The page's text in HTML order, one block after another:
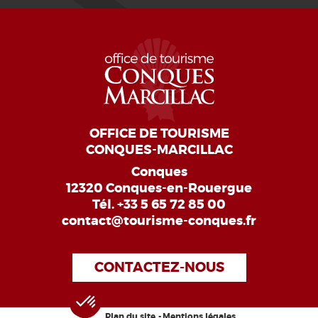
OFFICE DE TOURISME
CONQUES-MARCILLAC
Conques
12320 Conques-en-Rouergue
Tél.+33 5 65 72 85 00
contact@tourisme-conques.fr
CONTACTEZ-NOUS